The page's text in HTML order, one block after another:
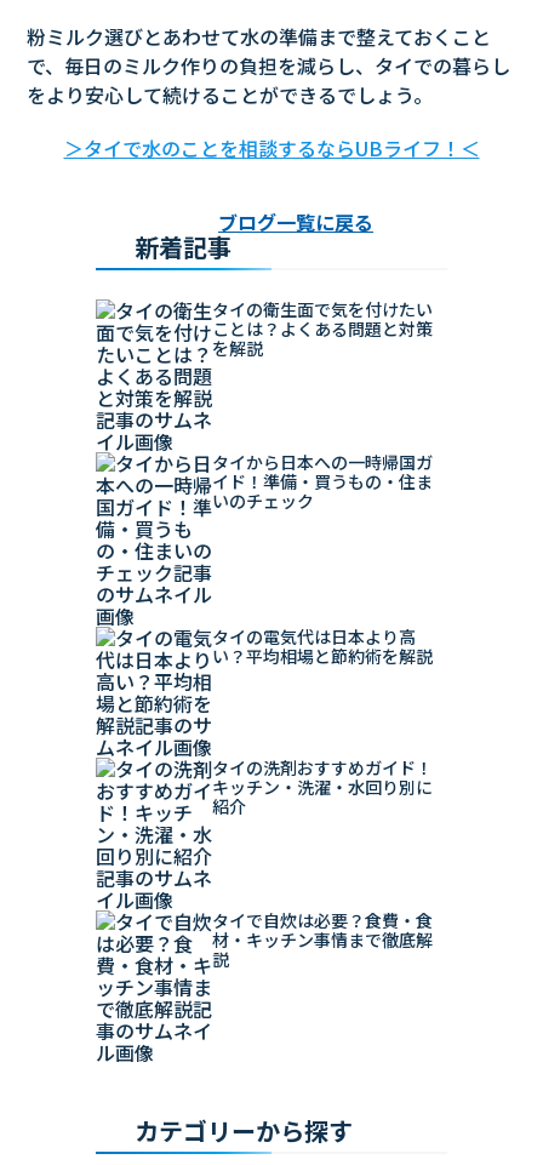
粉ミルク選びとあわせて水の準備まで整えておくこと
で、毎日のミルク作りの負担を減らし、タイでの暮らし
をより安心して続けることができるでしょう。
＞タイで水のことを相談するならUBライフ！＜
ブログ一覧に戻る
新着記事
タイの衛生面で気を付けたい
ことは？よくある問題と対策
を解説
タイから日本への一時帰国ガ
イド！準備・買うもの・住ま
いのチェック
タイの電気代は日本より高
い？平均相場と節約術を解説
タイの洗剤おすすめガイド！
キッチン・洗濯・水回り別に
紹介
タイで自炊は必要？食費・食
材・キッチン事情まで徹底解
説
カテゴリーから探す